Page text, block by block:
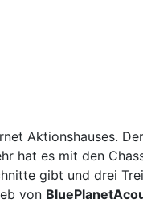
Aktionshauses.
hat es mit den
gibt und drei
von